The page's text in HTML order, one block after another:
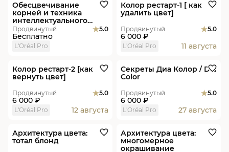
Обесцвечивание
корней и техника
интеллектуального
тонирования. Марина
Новоселова.
Продвинутый 5.0
Бесплатно
L'Oréal Pro
Колор рестарт-1 [ как
удалить цвет]
Продвинутый 5.0
6 000 ₽
L'Oréal Pro 11 августа
Колор рестарт-2 [как
вернуть цвет]
Продвинутый 5.0
6 000 ₽
L'Oréal Pro 12 августа
Секреты Диа Колор / Dia
Color
Продвинутый 5.0
6 000 ₽
L'Oréal Pro 27 августа
Новинка Пакет
Архитектура цвета:
тотал блонд
Новинка
Архитектура цвета:
многомерное
окрашивание